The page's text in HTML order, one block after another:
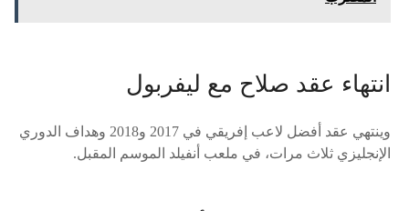
انتهاء عقد صلاح مع ليفربول
وينتهي عقد أفضل لاعب إفريقي في 2017 و2018 وهداف الدوري
الإنجليزي ثلاث مرات، في ملعب أنفيلد الموسم المقبل.